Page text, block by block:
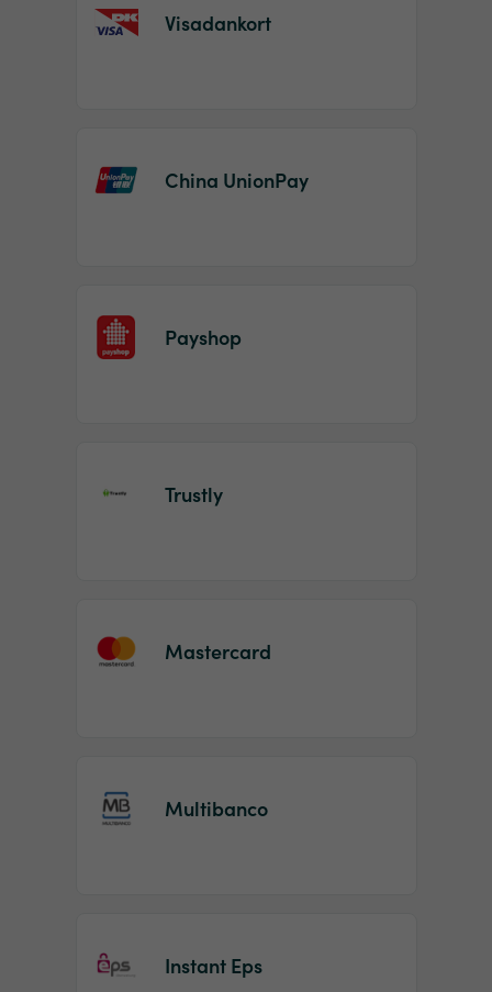
Visadankort
China UnionPay
Payshop
Trustly
Mastercard
Multibanco
Instant Eps